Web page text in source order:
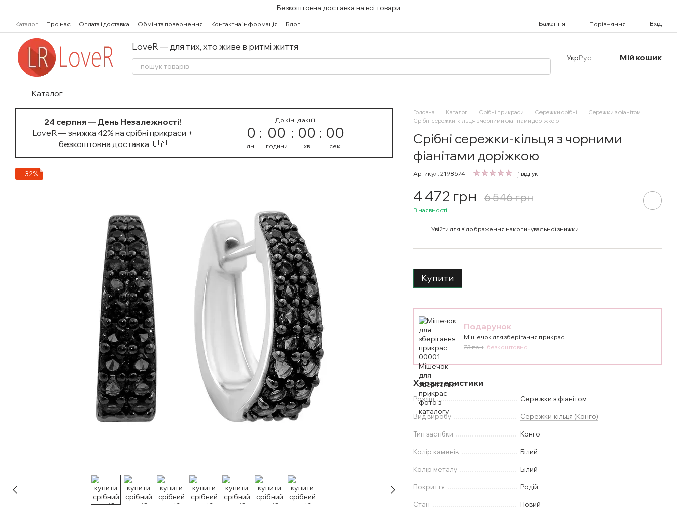
Безкоштовна доставка на всі товари
Каталог Про нас Оплата і доставка Обмін та повернення Контактна інформація Блог Бажання Порівняння Вхід
LoveR — для тих, хто живе в ритмі життя
УкрРус Мій кошик
Каталог
24 серпня — День Незалежності!
LoveR — знижка 42% на срібні прикраси +
безкоштовна доставка 🇺🇦
До кінця акції
0
дні
00
години
00
хв
00
сек
−32%
Головна Каталог Срібні прикраси Сережки срібні
Сережки з фіанітом
Срібні сережки-кільця з чорними фіанітами доріжкою
Срібні сережки-кільця з чорними
фіанітами доріжкою
Артикул: 2198574 1 відгук
4 472 грн 6 546 грн
В наявності
Увійти для відображення накопичувальної знижки
Купити
Подарунок
Мішечок для зберігання прикрас
73 грн безкоштовно
Характеристики
Розділ Сережки з фіанітом
Вид виробу Сережки-кільця (Конго)
Тип застібки Конго
Колір каменів Білий
Колір металу Білий
Покриття Родій
Стан Новий